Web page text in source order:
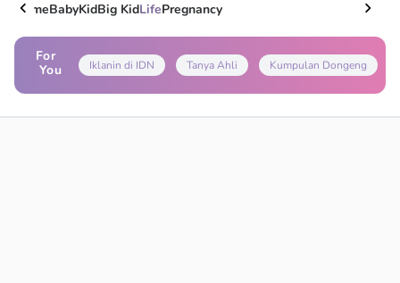
HomeBabyKidBig KidLifePregnancy
For
You
Iklanin di IDN Tanya Ahli Kumpulan Dongeng